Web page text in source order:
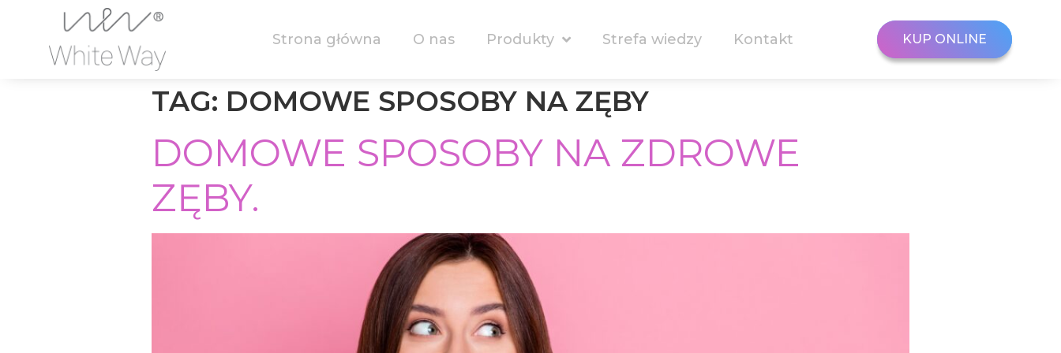
Strona główna O nas Produkty Strefa wiedzy Kontakt KUP ONLINE
TAG: DOMOWE SPOSOBY NA ZĘBY
DOMOWE SPOSOBY NA ZDROWE
ZĘBY.